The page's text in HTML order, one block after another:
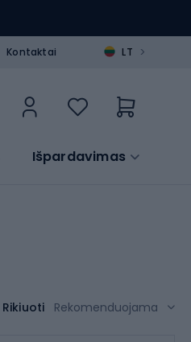
Kontaktai LT >
Išpardavimas
Rikiuoti Rekomenduojama